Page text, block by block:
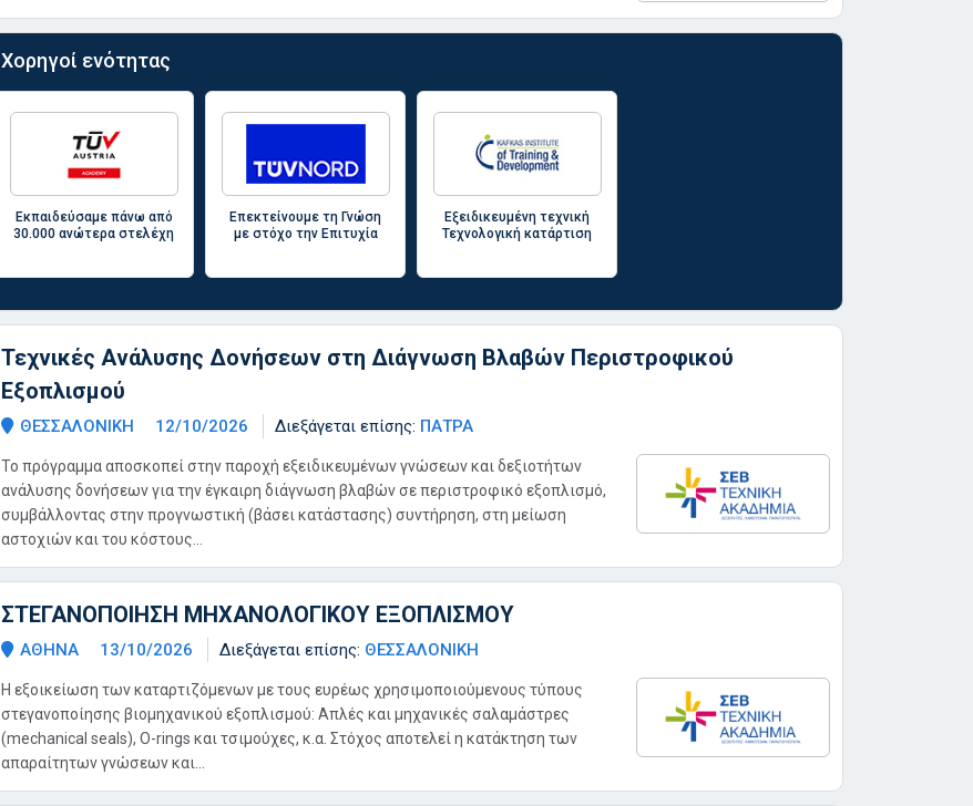
Χορηγοί ενότητας
Eκπαιδεύσαμε πάνω από
30.000 ανώτερα στελέχη
Επεκτείνουμε τη Γνώση
με στόχο την Επιτυχία
Εξειδικευμένη τεχνική
Τεχνολογική κατάρτιση
Τεχνικές Ανάλυσης Δονήσεων στη Διάγνωση Βλαβών Περιστροφικού
Εξοπλισμού
ΘΕΣΣΑΛΟΝΙΚΗ 12/10/2026 Διεξάγεται επίσης: ΠΑΤΡΑ
Το πρόγραμμα αποσκοπεί στην παροχή εξειδικευμένων γνώσεων και δεξιοτήτων
ανάλυσης δονήσεων για την έγκαιρη διάγνωση βλαβών σε περιστροφικό εξοπλισμό,
συμβάλλοντας στην προγνωστική (βάσει κατάστασης) συντήρηση, στη μείωση
αστοχιών και του κόστους...
ΣΤΕΓΑΝΟΠΟΙΗΣΗ ΜΗΧΑΝΟΛΟΓΙΚΟΥ ΕΞΟΠΛΙΣΜΟΥ
ΑΘΗΝΑ 13/10/2026 Διεξάγεται επίσης: ΘΕΣΣΑΛΟΝΙΚΗ
Η εξοικείωση των καταρτιζόμενων με τους ευρέως χρησιμοποιούμενους τύπους
στεγανοποίησης βιομηχανικού εξοπλισμού: Απλές και μηχανικές σαλαμάστρες
(mechanical seals), O-rings και τσιμούχες, κ.α. Στόχος αποτελεί η κατάκτηση των
απαραίτητων γνώσεων και...